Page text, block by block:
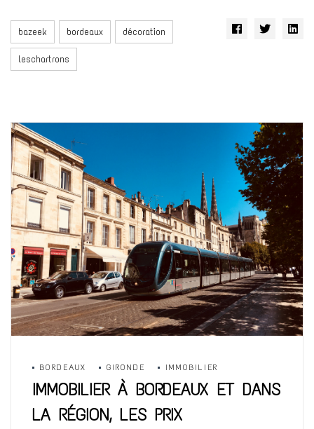
bazeek bordeaux décoration
leschartrons
BORDEAUX GIRONDE IMMOBILIER
IMMOBILIER À BORDEAUX ET DANS
LA RÉGION, LES PRIX